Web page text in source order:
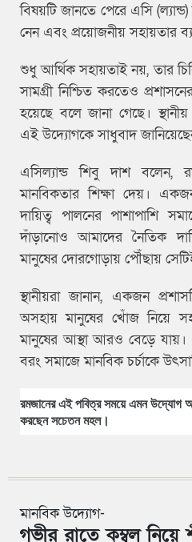
বিষয়টি জানতে পেরে এসি
নেন এবং প্রয়োজনীয় সহায়তার
শুধু আর্থিক সহায়তাই নয়, তার
সামগ্রী নিশ্চিত করতেও
হয়েছে বলে জানা গেছে।
এই উদ্যোগকে সাধুবাদ
এসিল্যান্ড শিবু দাশ
মানবিকতার শিক্ষা দেয়।
দায়িত্ব পালনের পাশাপাশি
দাঁড়ানোও আমাদের নৈতিক
মানুষের দোরগোড়ায় পৌঁছায়
স্থানীয়রা জানান, একজন
অসহায় মানুষের খোঁজ নিয়ে
মানুষের আস্থা আরও বেড়ে
বরং সমাজে মানবিক চর্চাকে
রমজানের এই পবিত্র সময়ে এমন উদ্যোগ
করছেন সচেতন মহল।
মানবিক উদ্যোগ-
গভীর রাতে কম্বল নিয়ে